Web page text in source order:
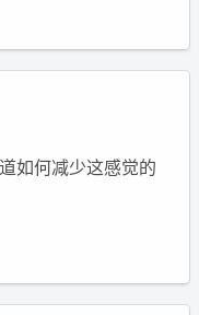
如何减少这感觉的